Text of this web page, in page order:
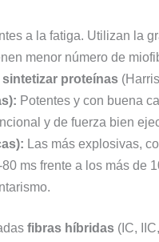
a la fatiga. Utilizan la
menor número de
proteínas
Potentes y con buena
y de fuerza bien
Las más explosivas,
ms frente a los más de
fibras híbridas (IC,